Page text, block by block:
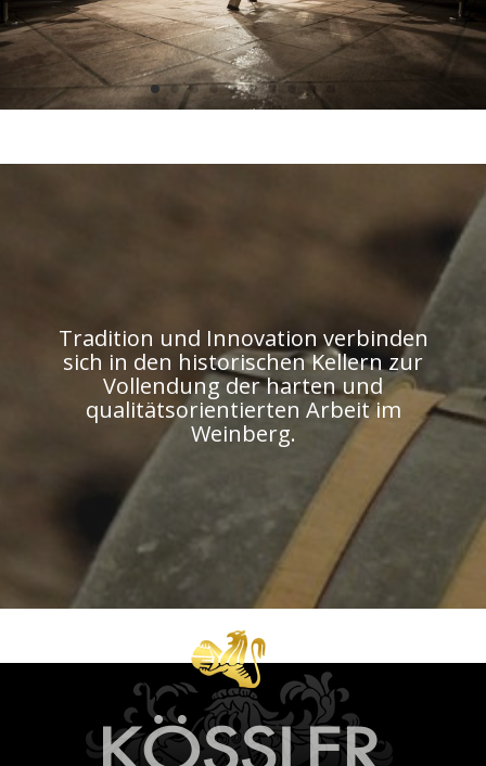
Tradition und Innovation verbinden
sich in den historischen Kellern zur
Vollendung der harten und
qualitätsorientierten Arbeit im
Weinberg.